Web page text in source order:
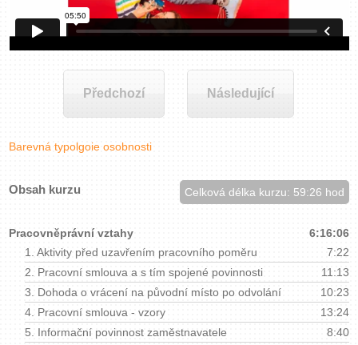
Zavřít menu
Předchozí Následující
Barevná typolgoie osobnosti
Obsah kurzu Celková délka kurzu: 59:26 hod
Pracovněprávní vztahy
6:16:06
1. Aktivity před uzavřením pracovního poměru
7:22
2. Pracovní smlouva a s tím spojené povinnosti
11:13
3. Dohoda o vrácení na původní místo po odvolání
10:23
4. Pracovní smlouva - vzory
13:24
5. Informační povinnost zaměstnavatele
8:40